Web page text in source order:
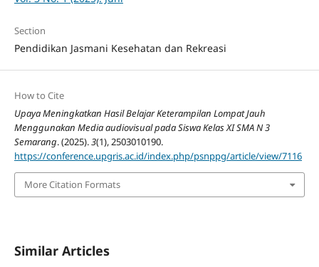
Section
Pendidikan Jasmani Kesehatan dan Rekreasi
How to Cite
Upaya Meningkatkan Hasil Belajar Keterampilan Lompat Jauh
Menggunakan Media audiovisual pada Siswa Kelas XI SMA N 3
Semarang. (2025).3(1), 2503010190.
https://conference.upgris.ac.id/index.php/psnppg/article/view/7116
More Citation Formats
Similar Articles